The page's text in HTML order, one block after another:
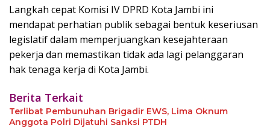
Langkah cepat Komisi IV DPRD Kota Jambi ini
mendapat perhatian publik sebagai bentuk keseriusan
legislatif dalam memperjuangkan kesejahteraan
pekerja dan memastikan tidak ada lagi pelanggaran
hak tenaga kerja di Kota Jambi.
Berita Terkait
Terlibat Pembunuhan Brigadir EWS, Lima Oknum
Anggota Polri Dijatuhi Sanksi PTDH